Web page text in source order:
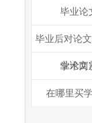
毕业论
毕业后对论
业论文
学术两
在哪里买